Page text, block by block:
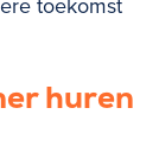
huren